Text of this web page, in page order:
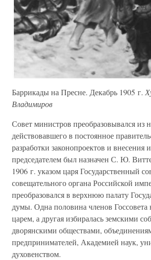
Баррикады на Пресне. Декабрь 1905 г.
Владимиров
Совет министров преобразовывался из
действовавшего в постоянное
разработки законопроектов и внесения
председателем был назначен С. Ю.
1906 г. указом царя Государственный
совещательного органа Российской
преобразовался в верхнюю палату
думы. Одна половина членов Госсовета
царем, а другая избиралась земскими
дворянскими обществами,
предпринимателей, Академией наук,
духовенством.